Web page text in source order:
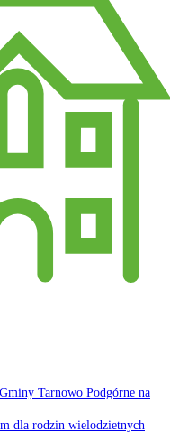
Tarnowo Podgórne na
dla rodzin wielodzietnych